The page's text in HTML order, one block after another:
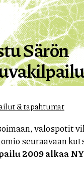
Särön
& tapahtumat
valospotit
seuraavaan
2009 alkaa